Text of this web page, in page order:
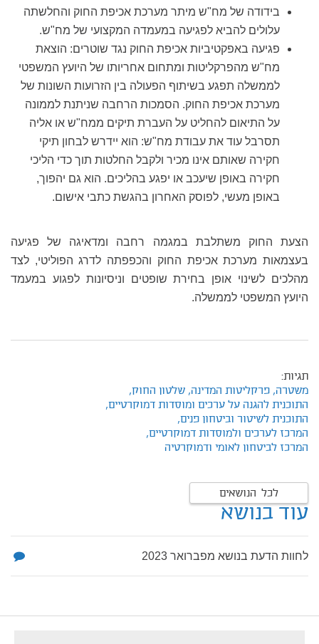
בידודה של מח"ש מיתר מערכת אכיפת החוק והחלשתה
עלולים להביא לפגיעה במעמדה המקצועי של מח"ש.
פגיעה באפקטיביות אכיפת החוק נגד שוטרים: הוצאת
מח"ש מהפרקליטות ומתחום אחריותו של היועץ המשפטי
לממשלה תפגע בשיתוף הפעולה בין הזרועות השונות של
מערכת אכיפת החוק. הסמכות הרחבה שניתנת לממונה
על התיאום להחליט על העברת תיקים ממח"ש או אליה
תסרבל עוד את עבודת מח"ש: הוא יידרש לבחון תיקי
חקירה שאותם אינו מכיר ולקבל החלטות תוך כדי הליכי
חקירה באופן שיעכב או יפגע בהליכים. הוא גם יהפוך,
באופן מעשי, לפוסק האחרון בהגשת כתבי אישום.
הצעת החוק משתלבת במגמה רחבה ומדאיגה של פגיעה
בעצמאות מערכת אכיפת החוק והכפפתה לדרג הפוליטי, לצד
מהלכים לשינוי אופן בחירת שופטים וניסיונות לפגוע במעמד
היועץ המשפטי לממשלה.
תגיות:
משטרה, פרקליטות המדינה, שלטון החוק,
התוכנית להגנה על ערכים ומוסדות דמוקרטיים,
התוכנית לשיטור וביטחון פנים,
המרכז לערכים ולמוסדות דמוקרטיים,
המרכז לביטחון לאומי ודמוקרטיה
לכל הנושאים
עוד בנושא
לחוות הדעת בנושא מפברואר 2023